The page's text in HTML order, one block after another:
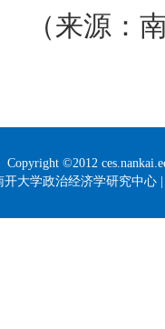
（来源：
Copyright ©2012
开大学政治经济学研究中心